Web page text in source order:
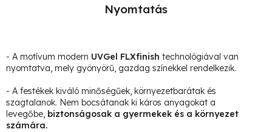
Nyomtatás
- A motívum modern UVGel FLXfinish technológiával van
nyomtatva, mely gyönyörű, gazdag színekkel rendelkezik.
- A festékek kiváló minőségűek, környezetbarátak és
szagtalanok. Nem bocsátanak ki káros anyagokat a
levegőbe, biztonságosak a gyermekek és a környezet
számára.